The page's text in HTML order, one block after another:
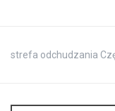
strefa odchudzania